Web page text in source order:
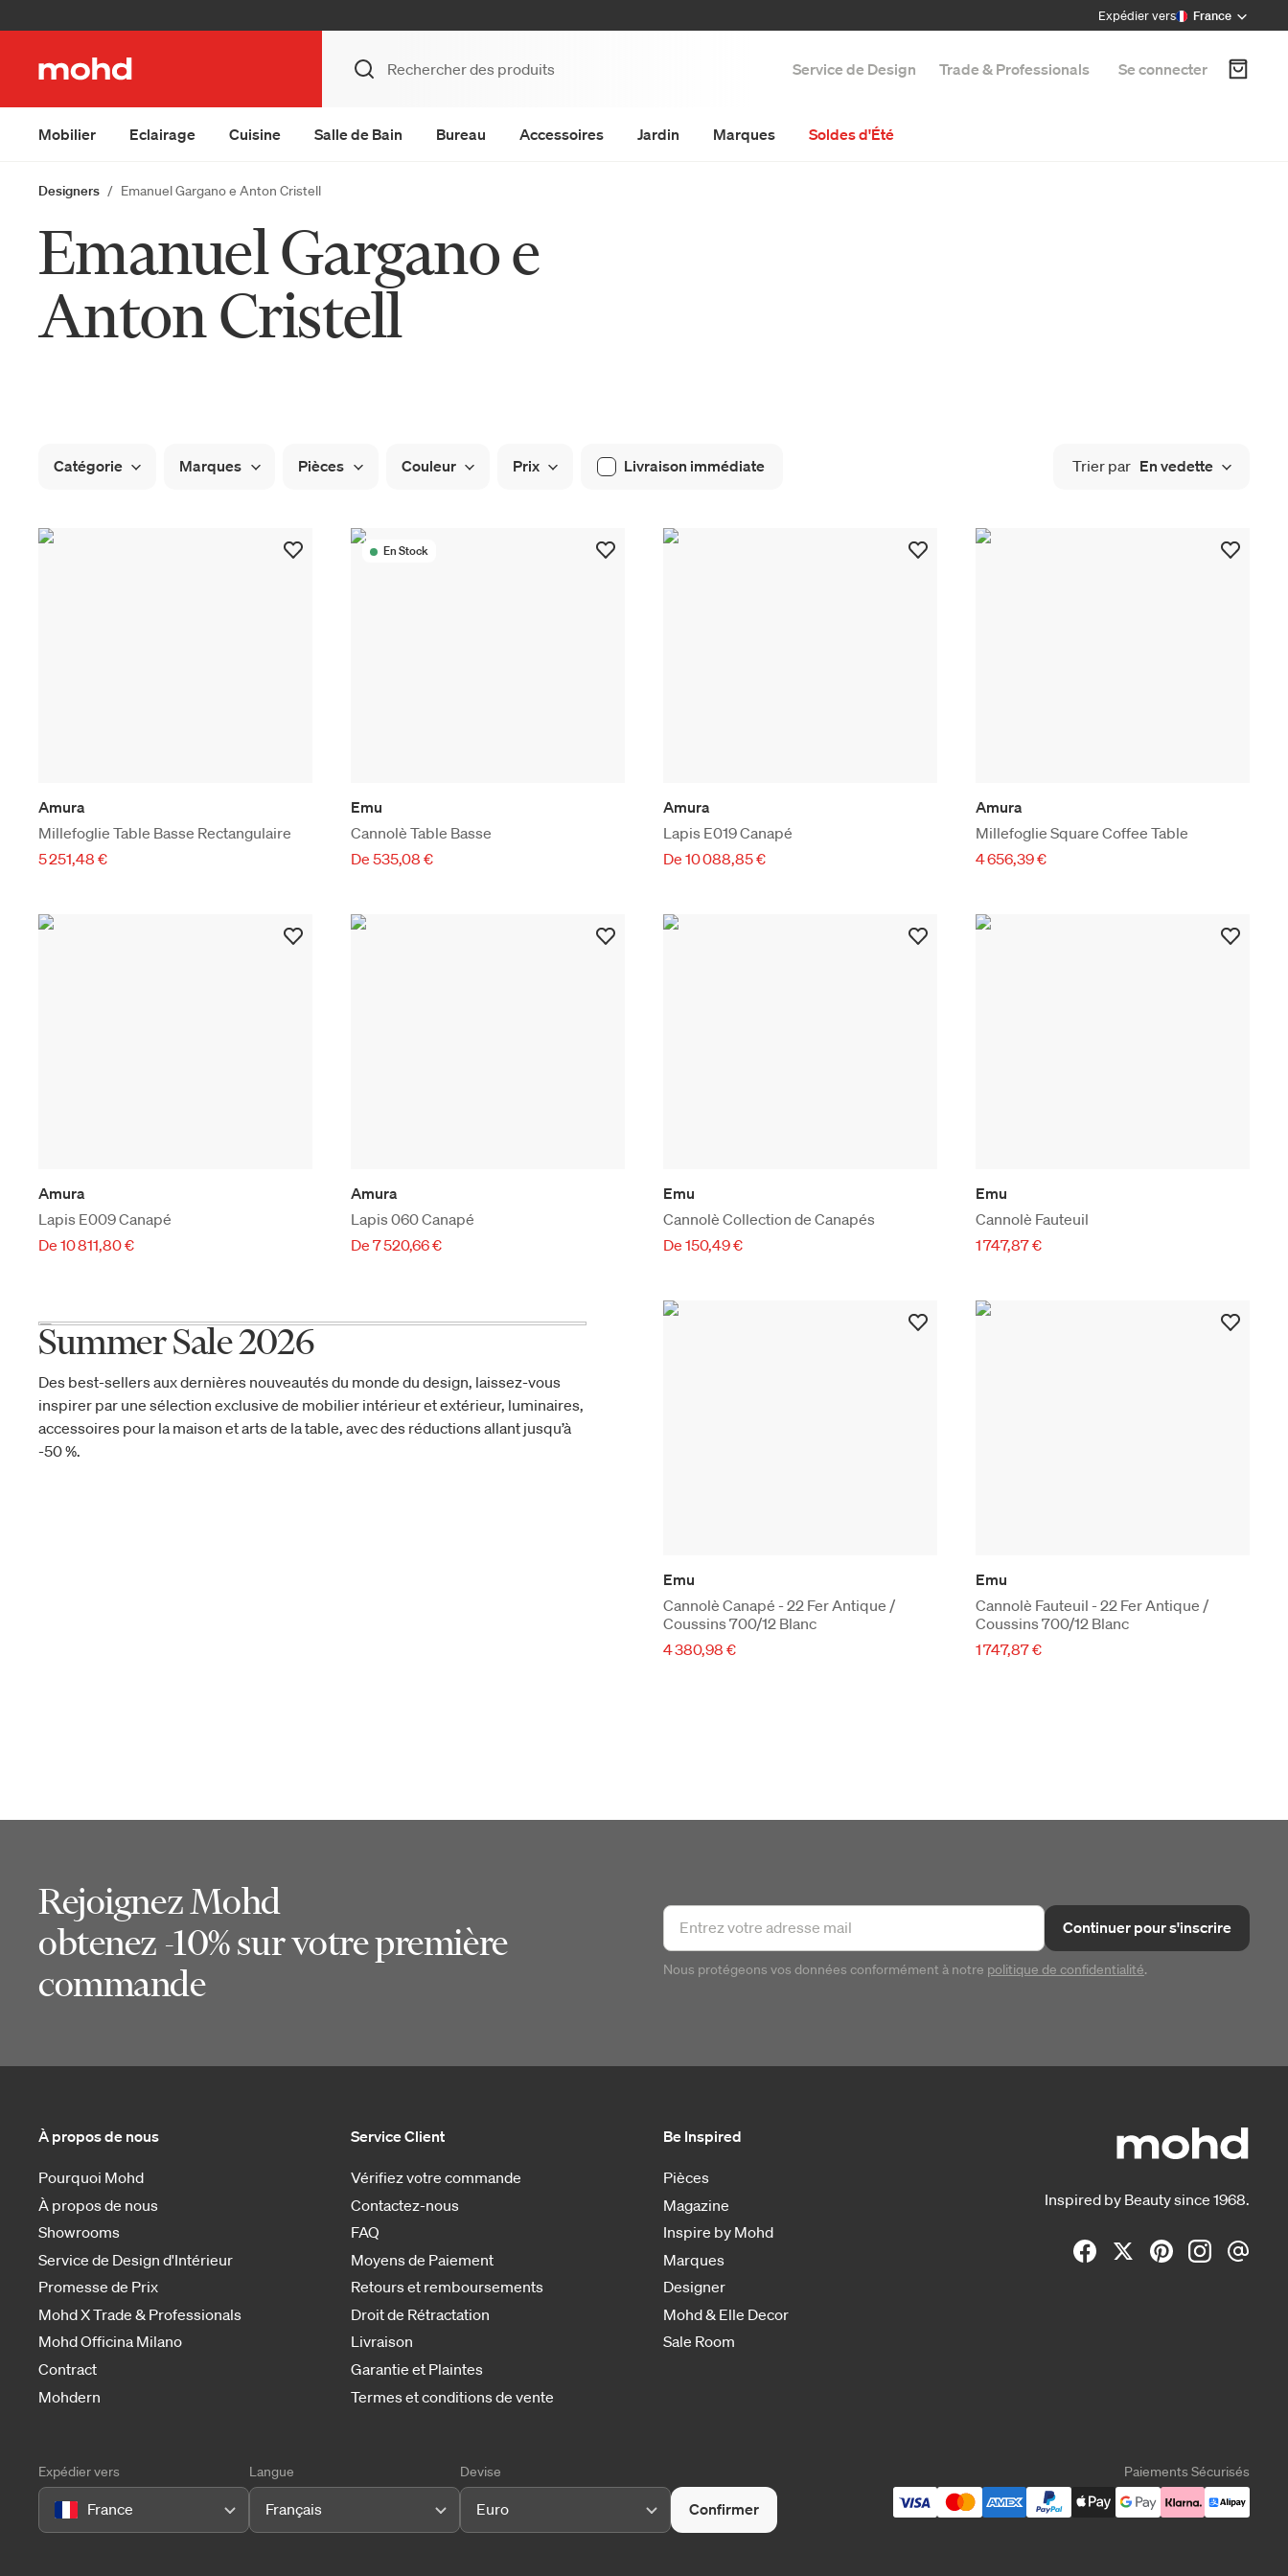
Expédier vers France
Service de Design Trade & Professionals Se connecter
Mobilier Eclairage Cuisine Salle de Bain Bureau Accessoires Jardin Marques Soldes d'Été
Designers Emanuel Gargano e Anton Cristell
Emanuel Gargano e
Anton Cristell
Catégorie Marques Pièces Couleur Prix Livraison immédiate Trier par En vedette
Amura
Millefoglie Table Basse Rectangulaire
5 251,48 €
En Stock
Emu
Cannolè Table Basse
De 535,08 €
Amura
Lapis E019 Canapé
De 10 088,85 €
Amura
Millefoglie Square Coffee Table
4 656,39 €
Amura
Lapis E009 Canapé
De 10 811,80 €
Amura
Lapis 060 Canapé
De 7 520,66 €
Emu
Cannolè Collection de Canapés
De 150,49 €
Emu
Cannolè Fauteuil
1 747,87 €
Summer Sale 2026
Des best-sellers aux dernières nouveautés du monde du design, laissez-vous
inspirer par une sélection exclusive de mobilier intérieur et extérieur, luminaires,
accessoires pour la maison et arts de la table, avec des réductions allant jusqu’à
-50 %.
Emu
Cannolè Canapé - 22 Fer Antique /
Coussins 700/12 Blanc
4 380,98 €
Emu
Cannolè Fauteuil - 22 Fer Antique /
Coussins 700/12 Blanc
1 747,87 €
Rejoignez Mohd
obtenez -10% sur votre première
commande
Continuer pour s'inscrire
Nous protégeons vos données conformément à notre politique de confidentialité.
Inspired by Beauty since 1968.
À propos de nous
Pourquoi Mohd
À propos de nous
Showrooms
Service de Design d'Intérieur
Promesse de Prix
Mohd X Trade & Professionals
Mohd Officina Milano
Contract
Mohdern
Service Client
Vérifiez votre commande
Contactez-nous
FAQ
Moyens de Paiement
Retours et remboursements
Droit de Rétractation
Livraison
Garantie et Plaintes
Termes et conditions de vente
Be Inspired
Pièces
Magazine
Inspire by Mohd
Marques
Designer
Mohd & Elle Decor
Sale Room
Expédier vers
France
Langue
Français
Devise
Euro Confirmer
Paiements Sécurisés